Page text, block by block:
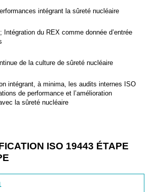
intégrant la sûreté nucléaire
Intégration du REX comme donnée d’entrée
de la culture de sûreté nucléaire
intégrant, à minima, les audits internes ISO
de performance et l’amélioration
la sûreté nucléaire
ISO 19443 ÉTAPE